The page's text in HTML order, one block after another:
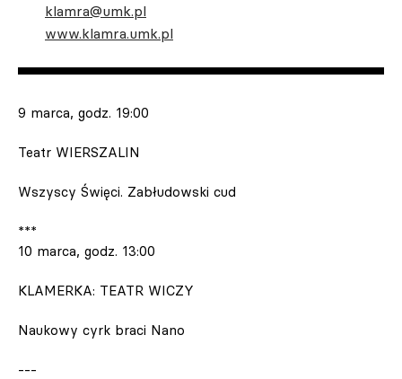
klamra@umk.pl
www.klamra.umk.pl
9 marca, godz. 19:00
Teatr WIERSZALIN
Wszyscy Święci. Zabłudowski cud
***
10 marca, godz. 13:00
KLAMERKA: TEATR WICZY
Naukowy cyrk braci Nano
---